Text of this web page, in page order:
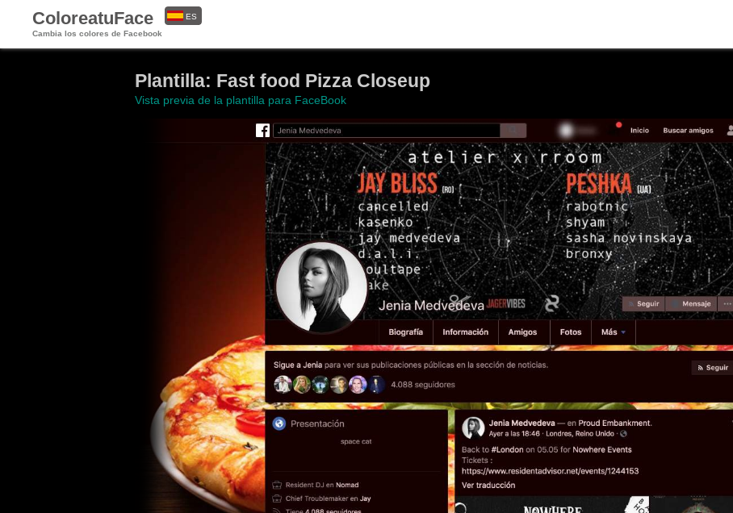
ColoreatuFace
Cambia los colores de Facebook
ES
Plantilla: Fast food Pizza Closeup
Vista previa de la plantilla para FaceBook